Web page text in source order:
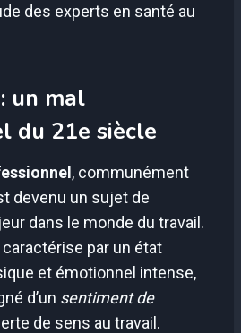
des experts en santé au
un mal
du 21e siècle
, communément
devenu un sujet de
dans le monde du travail.
par un état
et émotionnel intense,
d’un sentiment de
de sens au travail.